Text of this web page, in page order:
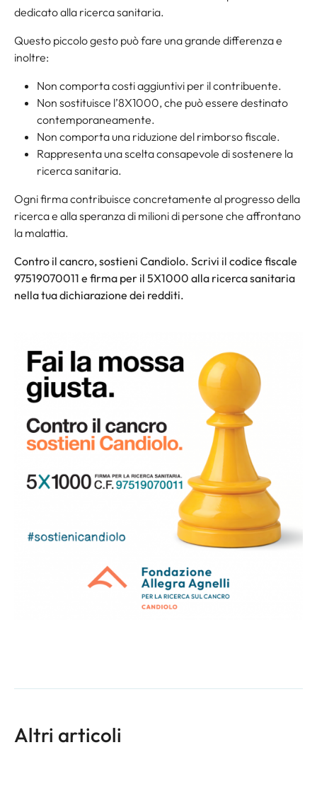
dedicato alla ricerca sanitaria.
Questo piccolo gesto può fare una grande differenza e
inoltre:
Non comporta costi aggiuntivi per il contribuente.
Non sostituisce l’8X1000, che può essere destinato
contemporaneamente.
Non comporta una riduzione del rimborso fiscale.
Rappresenta una scelta consapevole di sostenere la
ricerca sanitaria.
Ogni firma contribuisce concretamente al progresso della
ricerca e alla speranza di milioni di persone che affrontano
la malattia.
Contro il cancro, sostieni Candiolo. Scrivi il codice fiscale
97519070011 e firma per il 5X1000 alla ricerca sanitaria
nella tua dichiarazione dei redditi.
Altri articoli